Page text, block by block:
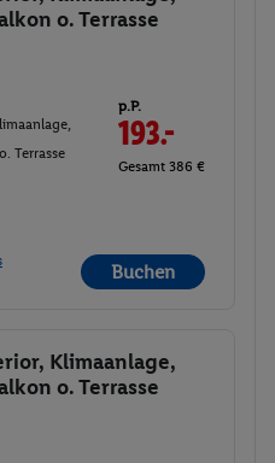
o. Terrasse
Terrasse
p.P.
193.-
Gesamt 386 €
Buchen
Klimaanlage,
o. Terrasse